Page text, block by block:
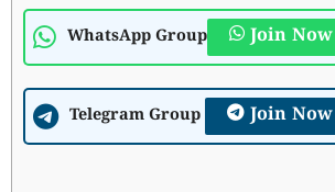
WhatsApp Group Join Now
Telegram Group Join Now